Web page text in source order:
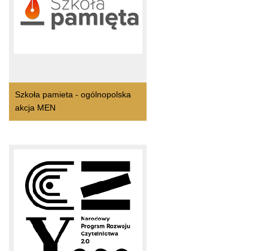
Szkoła pamieta - ogólnopolska
akcja MEN